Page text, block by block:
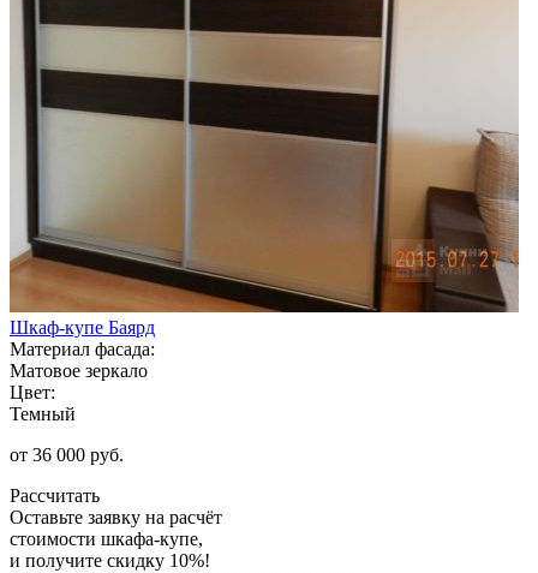
Шкаф-купе Баярд
Материал фасада:
Матовое зеркало
Цвет:
Темный
от 36 000 руб.
Рассчитать
Оставьте заявку на расчёт
стоимости шкафа-купе,
и получите скидку 10%!